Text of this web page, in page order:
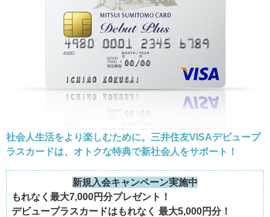
社会人生活をより楽しむために。三井住友VISAデビュープ
ラスカードは、オトクな特典で新社会人をサポート！
新規入会キャンペーン実施中
もれなく最大7,000円分プレゼント！
デビュープラスカードはもれなく 最大5,000円分！